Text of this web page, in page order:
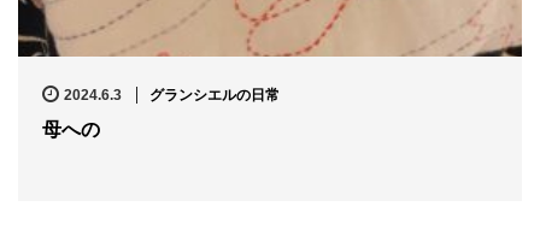
2024.6.3 グランシエルの日常
母への